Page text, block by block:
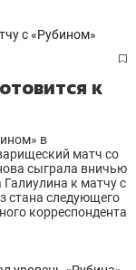
к
в
матч со
сыграла вничью
к матчу с
стана следующего
корреспондента